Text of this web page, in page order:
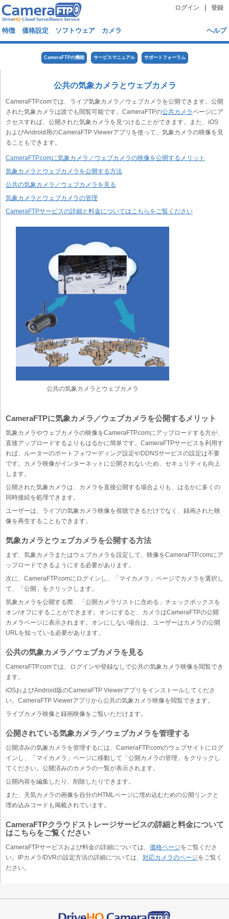
ログイン 登録
特徴 価格設定 ソフトウェア カメラ ヘルプ
CameraFTPの機能 サービスマニュアル サポートフォーラム
公共の気象カメラとウェブカメラ
CameraFTP.comでは、ライブ気象カメラ／ウェブカメラを公開できます。公開
された気象カメラは誰でも閲覧可能です。CameraFTPの公共カメラページにア
クセスすれば、公開された気象カメラを見つけることができます。また、iOS
およびAndroid用のCameraFTP Viewerアプリを使って、気象カメラの映像を見
ることもできます。
CameraFTP.comに気象カメラ／ウェブカメラの映像を公開するメリット
気象カメラとウェブカメラを公開する方法
公共の気象カメラ／ウェブカメラを見る
気象カメラとウェブカメラの管理
CameraFTPサービスの詳細と料金についてはこちらをご覧ください
公共の気象カメラとウェブカメラ
CameraFTPに気象カメラ／ウェブカメラを公開するメリット
気象カメラやウェブカメラの映像をCameraFTP.comにアップロードする方が、
直接アップロードするよりもはるかに簡単です。CameraFTPサービスを利用す
れば、ルーターのポートフォワーディング設定やDDNSサービスの設定は不要
です。カメラ映像がインターネットに公開されないため、セキュリティも向上
します。
公開された気象カメラは、カメラを直接公開する場合よりも、はるかに多くの
同時接続を処理できます。
ユーザーは、ライブの気象カメラ映像を視聴できるだけでなく、録画された映
像を再生することもできます。
気象カメラとウェブカメラを公開する方法
まず、気象カメラまたはウェブカメラを設定して、映像をCameraFTP.comにア
ップロードできるようにする必要があります。
次に、CameraFTP.comにログインし、「マイカメラ」ページでカメラを選択し
て、「公開」をクリックします。
気象カメラを公開する際、「公開カメラリストに含める」チェックボックスを
オン/オフにすることができます。オンにすると、カメラはCameraFTPの公開
カメラページに表示されます。オンにしない場合は、ユーザーはカメラの公開
URLを知っている必要があります。
公共の気象カメラ／ウェブカメラを見る
CameraFTP.comでは、ログインや登録なしで公共の気象カメラ映像を閲覧でき
ます。
iOSおよびAndroid版のCameraFTP Viewerアプリをインストールしてくださ
い。CameraFTP Viewerアプリから公共の気象カメラ映像を閲覧できます。
ライブカメラ映像と録画映像をご覧いただけます。
公開されている気象カメラ／ウェブカメラを管理する
公開済みの気象カメラを管理するには、CameraFTP.comのウェブサイトにログ
インし、「マイカメラ」ページに移動して「公開カメラの管理」をクリックし
てください。公開済みのカメラの一覧が表示されます。
公開内容を編集したり、削除したりできます。
また、天気カメラの画像を自分のHTMLページに埋め込むための公開リンクと
埋め込みコードも掲載されています。
CameraFTPクラウドストレージサービスの詳細と料金について
はこちらをご覧ください
CameraFTPサービスおよび料金の詳細については、 価格ページをご覧くださ
い。IPカメラ/DVRの設定方法の詳細については、 対応カメラのページをご覧く
ださい。